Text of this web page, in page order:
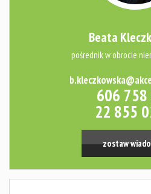
Beata
pośrednik w obrocie
606
22 855
zostaw